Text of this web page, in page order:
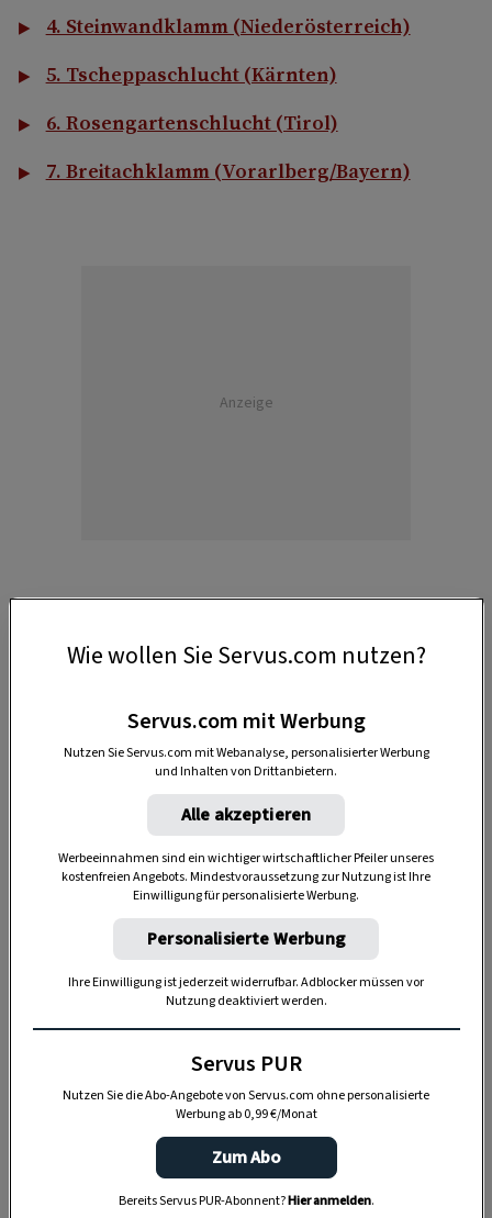
4. Steinwandklamm (Niederösterreich)
5. Tscheppaschlucht (Kärnten)
6. Rosengartenschlucht (Tirol)
7. Breitachklamm (Vorarlberg/Bayern)
Anzeige
1. Seisenbergklamm (Salzburg)
Die Seisenbergklamm liegt im salzburgerischen
Weißbach bei Lofer im Pinzgauer Saalachtal.
Eindrucksvoll gräbt sich der Weißbach durch den
Kalkfels. Ein gut ausgebauter Weg über Stege
führt durch die 600 Meter lange Schlucht.
„Servus Garten“ auf WhatsApp
Wie wollen Sie Servus.com nutzen?
Servus.com mit Werbung
Nutzen Sie Servus.com mit Webanalyse, personalisierter Werbung
und Inhalten von Drittanbietern.
Alle akzeptieren
Werbeeinnahmen sind ein wichtiger wirtschaftlicher Pfeiler unseres
kostenfreien Angebots. Mindestvoraussetzung zur Nutzung ist Ihre
Einwilligung für personalisierte Werbung.
Personalisierte Werbung
Ihre Einwilligung ist jederzeit widerrufbar. Adblocker müssen vor
Nutzung deaktiviert werden.
Servus PUR
Nutzen Sie die Abo-Angebote von Servus.com ohne personalisierte
Werbung ab 0,99 €/Monat
Zum Abo
Bereits Servus PUR-Abonnent?Hier anmelden.